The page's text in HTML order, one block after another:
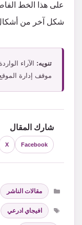
على هذا الخط
شكل آخر من
تنويه: الآراء
موقف إدارة
شارك المقال
Facebook
X
التصنيفات
مقالات الناشر
الوسوم
افيجاي ادرعي